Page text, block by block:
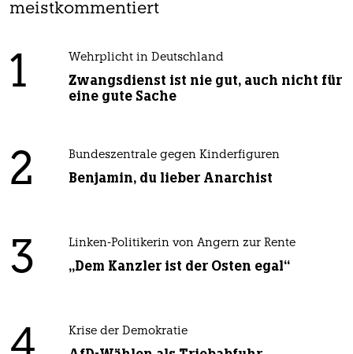
meistkommentiert
1 Wehrplicht in Deutschland
Zwangsdienst ist nie gut, auch nicht für
eine gute Sache
2 Bundeszentrale gegen Kinderfiguren
Benjamin, du lieber Anarchist
3 Linken-Politikerin von Angern zur Rente
„Dem Kanzler ist der Osten egal“
Krise der Demokratie